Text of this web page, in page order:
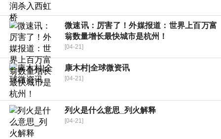
微速讯：厉害了！外媒报道：世界上百万富
翁数量增长最快城市是杭州！
[04-21]
康木村|全球微资讯
[04-21]
列火是什么意思_列火解释
[04-21]